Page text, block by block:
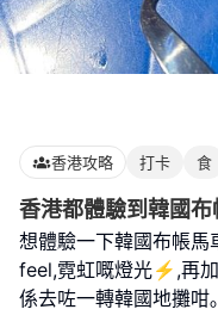
香港攻略 打卡 食
香港都體驗到韓國布
想體驗一下韓國布帳馬
feel,霓虹嘅燈光⚡️,再
係去咗一轉韓國地攤咁｡